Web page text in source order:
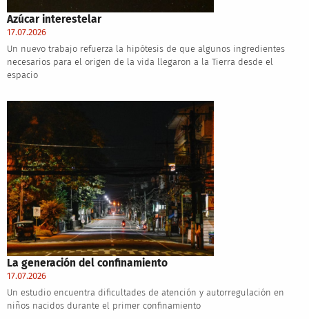
Azúcar interestelar
17.07.2026
Un nuevo trabajo refuerza la hipótesis de que algunos ingredientes
necesarios para el origen de la vida llegaron a la Tierra desde el
espacio
La generación del confinamiento
17.07.2026
Un estudio encuentra dificultades de atención y autorregulación en
niños nacidos durante el primer confinamiento